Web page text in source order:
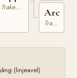
Trakehner Arche
Trakehner
(linjeavel)